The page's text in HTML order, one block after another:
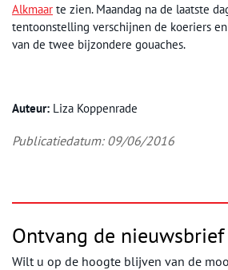
Alkmaar te zien. Maandag na de laatste
tentoonstelling verschijnen de koeriers
van de twee bijzondere gouaches.
Auteur: Liza Koppenrade
Publicatiedatum: 09/06/2016
Ontvang de nieuwsbrief
Wilt u op de hoogte blijven van de